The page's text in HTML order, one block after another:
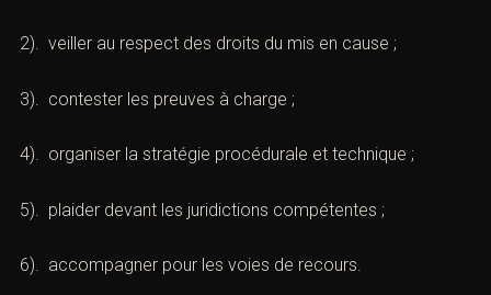
2). veiller au respect des droits du mis en cause ;
3). contester les preuves à charge ;
4). organiser la stratégie procédurale et technique ;
5). plaider devant les juridictions compétentes ;
6). accompagner pour les voies de recours.